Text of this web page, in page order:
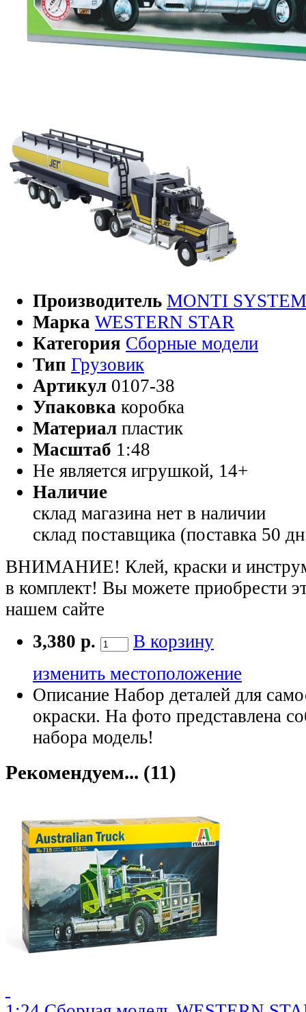
Производитель MONTI SYSTEM
Марка WESTERN STAR
Категория Сборные модели
Тип Грузовик
Артикул 0107-38
Упаковка коробка
Материал пластик
Масштаб 1:48
Не является игрушкой, 14+
Наличие
склад магазина нет в наличии
склад поставщика (поставка 50
ВНИМАНИЕ! Клей, краски и
в комплект! Вы можете приобрести
нашем сайте
3,380 р.
В корзину
изменить местоположение
Описание Набор деталей для
окраски. На фото представлена
набора модель!
Рекомендуем... (11)